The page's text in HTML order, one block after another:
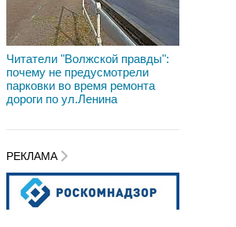
Читатели "Волжской правды":
почему не предусмотрели
парковки во время ремонта
дороги по ул.Ленина
РЕКЛАМА